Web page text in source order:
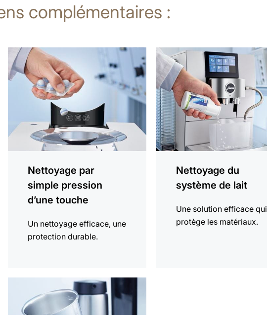
complémentaires :
Nettoyage par
simple pression
d’une touche
Un nettoyage efficace, une
protection durable.
En
savoir
plus
Nettoyage du
système de lait
Une solution efficace qui
protège les matériaux.
En
savoir
plus
plus